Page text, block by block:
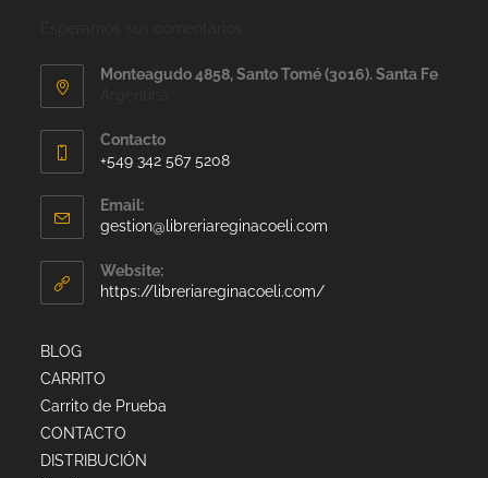
Monteagudo 4858, Santo Tomé (3016). Santa Fe
Contacto
+549 342 567 5208
Email:
gestion@libreriareginacoeli.com
Website:
https://libreriareginacoeli.com/
BLOG
CARRITO
Carrito de Prueba
CONTACTO
DISTRIBUCIÓN